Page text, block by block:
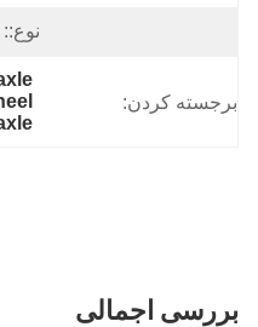
نوع::
برجسته کردن:
بررسی اجمالی